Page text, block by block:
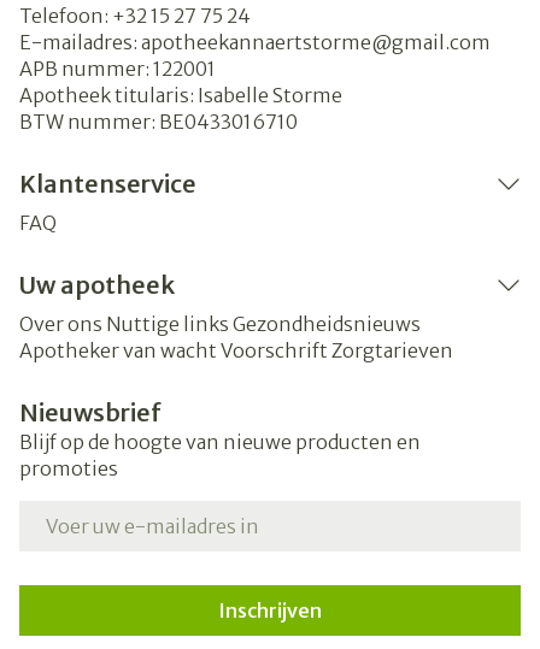
Telefoon: +32 15 27 75 24
E-mailadres: apotheekannaertstorme@gmail.com
APB nummer: 122001
Apotheek titularis: Isabelle Storme
BTW nummer: BE0433016710
Klantenservice
FAQ
Uw apotheek
Over ons Nuttige links Gezondheidsnieuws
Apotheker van wacht Voorschrift Zorgtarieven
Nieuwsbrief
Blijf op de hoogte van nieuwe producten en
promoties
Inschrijven